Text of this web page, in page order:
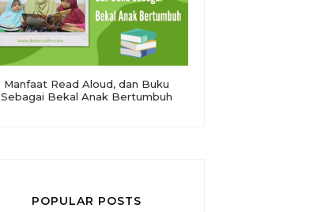
Manfaat Read Aloud, dan Buku
Sebagai Bekal Anak Bertumbuh
POPULAR POSTS